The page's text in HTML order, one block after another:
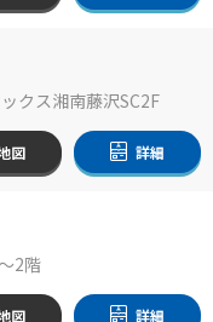
クス湘南藤沢SC2F
図 詳細
2階
図 詳細